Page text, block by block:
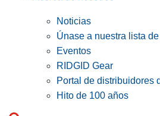
Noticias
Únase a nuestra lista
Eventos
RIDGID Gear
Portal de distribuidores
Hito de 100 años